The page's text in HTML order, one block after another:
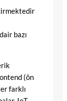
bazı
(ön
farklı